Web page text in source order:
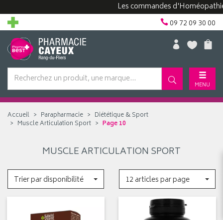
Les commandes d'Homéopathie
09 72 09 30 00
MENU
Accueil Parapharmacie
Diététique & Sport
Muscle Articulation Sport
Page 10
MUSCLE ARTICULATION SPORT
Trier par disponibilité 12 articles par page